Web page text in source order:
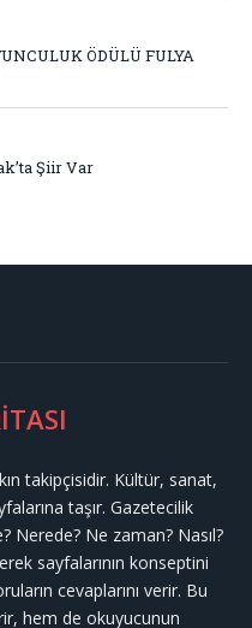
ÖDÜLÜ FULYA
Şiir Var
takipçisidir. Kültür, sanat,
taşır. Gazetecilik
Ne zaman? Nasıl?
sayfalarının konseptini
cevaplarını verir. Bu
hem de okuyucunun